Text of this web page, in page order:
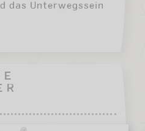
das Unterwegssein